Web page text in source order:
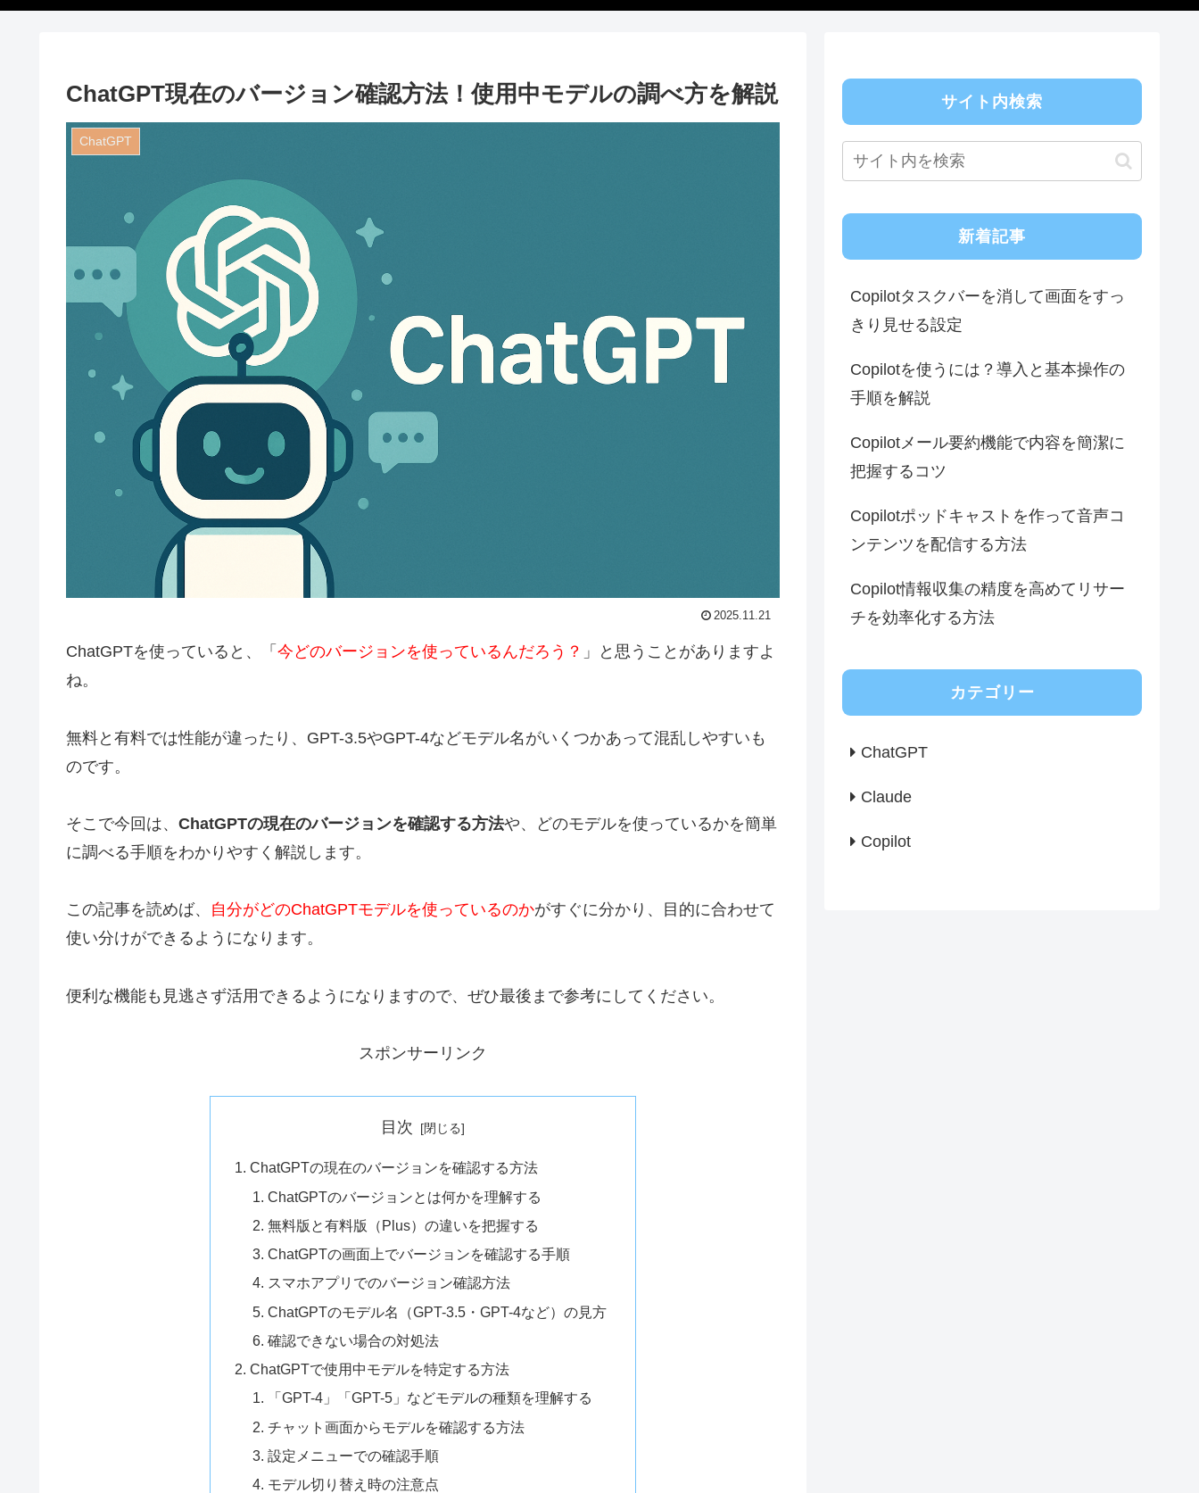
ChatGPT現在のバージョン確認方法！使用中モデルの調べ方を解説
ChatGPT
2025.11.21
ChatGPTを使っていると、「 今どのバージョンを使っているんだろう？ 」と思うことがありますよ
ね。
無料と有料では性能が違ったり、GPT-3.5やGPT-4などモデル名がいくつかあって混乱しやすいも
のです。
そこで今回は、 ChatGPTの現在のバージョンを確認する方法や、どのモデルを使っているかを簡単
に調べる手順をわかりやすく解説します。
この記事を読めば、 自分がどのChatGPTモデルを使っているのかがすぐに分かり、目的に合わせて
使い分けができるようになります。
便利な機能も見逃さず活用できるようになりますので、ぜひ最後まで参考にしてください。
スポンサーリンク
目次
ChatGPTの現在のバージョンを確認する方法
ChatGPTのバージョンとは何かを理解する
無料版と有料版（Plus）の違いを把握する
ChatGPTの画面上でバージョンを確認する手順
スマホアプリでのバージョン確認方法
ChatGPTのモデル名（GPT-3.5・GPT-4など）の見方
確認できない場合の対処法
ChatGPTで使用中モデルを特定する方法
「GPT-4」「GPT-5」などモデルの種類を理解する
チャット画面からモデルを確認する方法
設定メニューでの確認手順
モデル切り替え時の注意点
サイト内検索
新着記事
Copilotタスクバーを消して画面をすっ
きり見せる設定
Copilotを使うには？導入と基本操作の
手順を解説
Copilotメール要約機能で内容を簡潔に
把握するコツ
Copilotポッドキャストを作って音声コ
ンテンツを配信する方法
Copilot情報収集の精度を高めてリサー
チを効率化する方法
カテゴリー
ChatGPT
Claude
Copilot